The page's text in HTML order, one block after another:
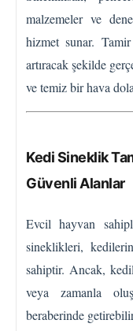
malzemeler ve
hizmet sunar. Tamir
artıracak şekilde
ve temiz bir hava
Kedi Sineklik
Güvenli Alanlar
Evcil hayvan
sineklikleri,
sahiptir. Ancak,
veya zamanla
beraberinde